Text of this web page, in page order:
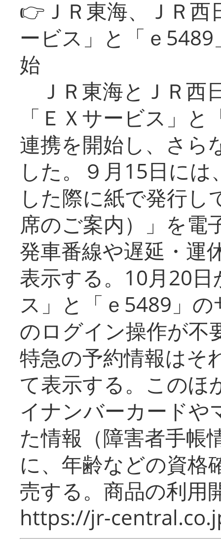
👉ＪＲ東海、ＪＲ
ービス」と「ｅ
始
ＪＲ東海とＪＲ西
「ＥＸサービス」
連携を開始し、さら
した。９月15日に
した際に紙で発行し
席のご案内）」を電
発車番線や遅延・運
表示する。10月20
ス」と「ｅ5489」
のログイン操作が不
特急の予約情報はそ
て表示する。このほ
イナンバーカードや
た情報（障害者手帳
に、年齢などの資格
売する。商品の利用
https://jr-